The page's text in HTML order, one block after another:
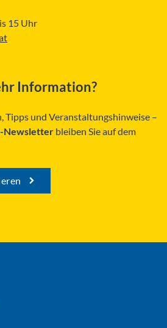
15 Uhr
Information?
und Veranstaltungshinweise –
Newsletter bleiben Sie auf dem